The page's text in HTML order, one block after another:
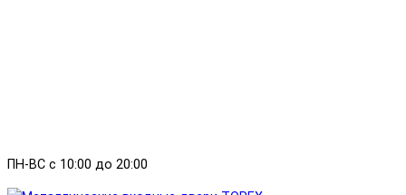
ПН-ВС с 10:00 до 20:00